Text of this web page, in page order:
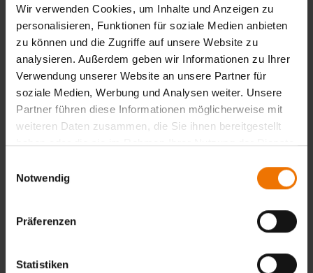
Wir verwenden Cookies, um Inhalte und Anzeigen zu
personalisieren, Funktionen für soziale Medien anbieten
zu können und die Zugriffe auf unsere Website zu
analysieren. Außerdem geben wir Informationen zu Ihrer
Verwendung unserer Website an unsere Partner für
soziale Medien, Werbung und Analysen weiter. Unsere
Partner führen diese Informationen möglicherweise mit
weiteren Daten zusammen, die Sie ihnen bereitgestellt
haben oder die sie im Rahmen Ihrer Nutzung der Dienste
Notwendig
Präferenzen
Statistiken
Hierzu ist erforderlich:
Bestätigung der ausreichenden Sehfähigkeit, wie bei der
Erstzertifizierung.
Belege der fortgesetzten, zufriedenstellenden
Arbeitstätigkeit. Mindestens ein Prüfprotokoll pro Jahr –
alle Produktsektoren (w, c, f, wp, t) müssen abgedeckt sein.
Unterrichtsform:
Duisburg